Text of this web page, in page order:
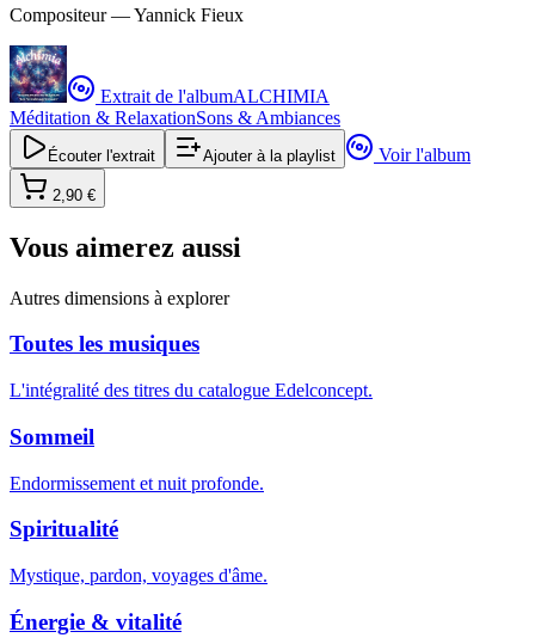
Compositeur —Yannick Fieux
Extrait de l'albumALCHIMIA
Méditation & RelaxationSons & Ambiances
Écouter l'extrait Ajouter à la playlist Voir l'album
2,90 €
Vous aimerez aussi
Autres dimensions à explorer
Toutes les musiques
L'intégralité des titres du catalogue Edelconcept.
Sommeil
Endormissement et nuit profonde.
Spiritualité
Mystique, pardon, voyages d'âme.
Énergie & vitalité